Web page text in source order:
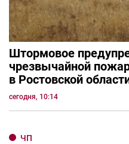
Штормовое
чрезвычайной
в Ростовской
сегодня, 10:14
ЧП